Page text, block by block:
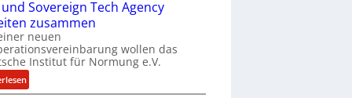
V
c
e
P
r
h
a
o
G
e
h
e
m
n
Sovereign Tech Agency
zusammen
neuen
wollen das
Institut für Normung e.V.
:
D